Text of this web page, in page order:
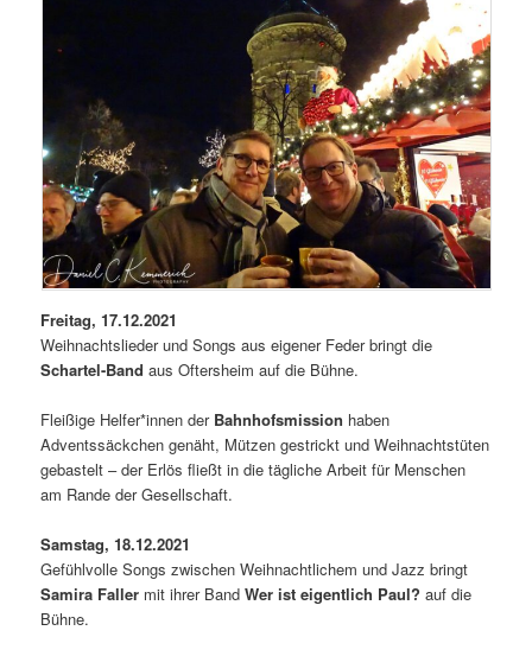
Freitag, 17.12.2021
Weihnachtslieder und Songs aus eigener Feder bringt die
Schartel-Band aus Oftersheim auf die Bühne.
Fleißige Helfer*innen der Bahnhofsmission haben
Adventssäckchen genäht, Mützen gestrickt und Weihnachtstüten
gebastelt – der Erlös fließt in die tägliche Arbeit für Menschen
am Rande der Gesellschaft.
Samstag, 18.12.2021
Gefühlvolle Songs zwischen Weihnachtlichem und Jazz bringt
Samira Faller mit ihrer BandWer ist eigentlich Paul? auf die
Bühne.